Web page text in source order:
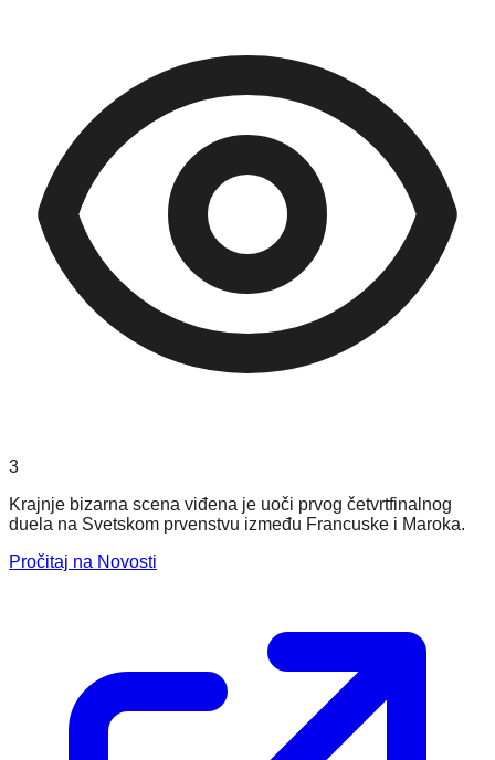
3
Krajnje bizarna scena viđena je uoči prvog četvrtfinalnog
duela na Svetskom prvenstvu između Francuske i Maroka.
Pročitaj na Novosti